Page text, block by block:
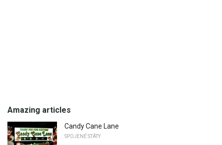
Amazing articles
Candy Cane Lane
SPOJENÉ STÁTY